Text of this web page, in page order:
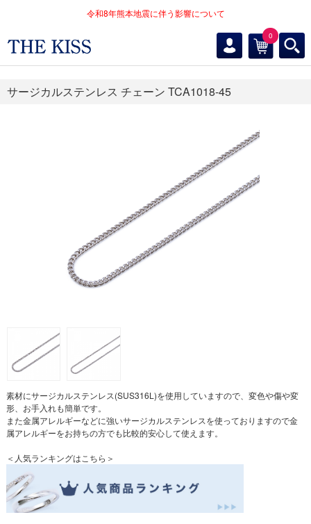
令和8年熊本地震に伴う影響について
0
サージカルステンレス チェーン TCA1018-45
素材にサージカルステンレス(SUS316L)を使用していますので、変色や傷や変
形、お手入れも簡単です。
また金属アレルギーなどに強いサージカルステンレスを使っておりますので金
属アレルギーをお持ちの方でも比較的安心して使えます。
＜人気ランキングはこちら＞